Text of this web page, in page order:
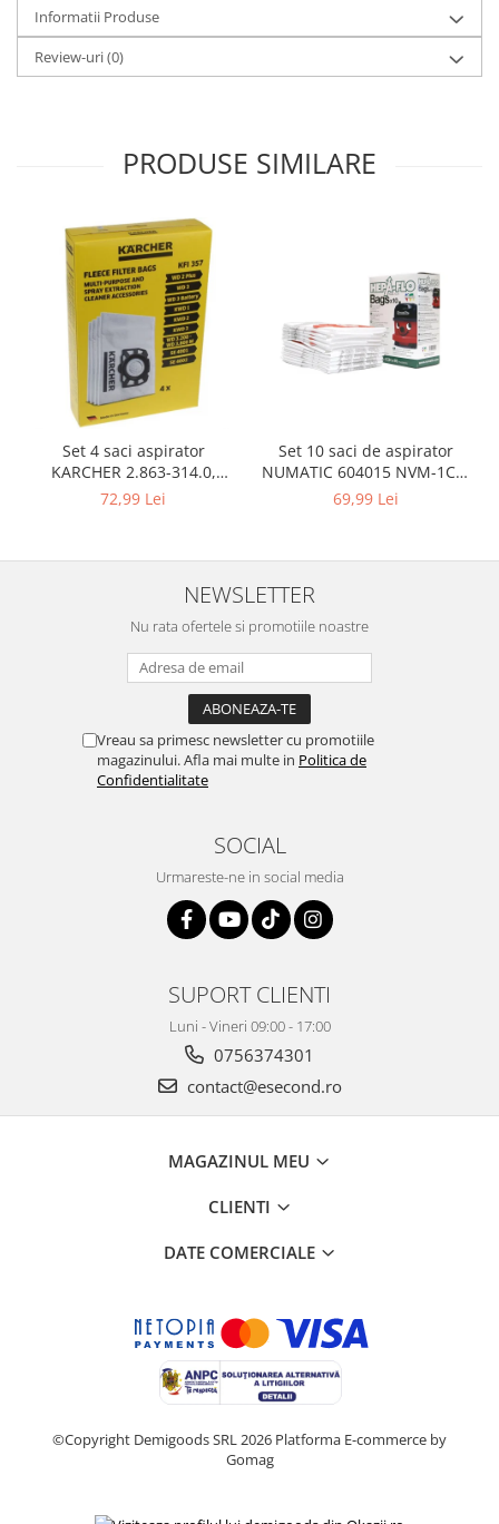
Ochelari de vedere
Gaming, Carti & Birotica
Birotica & Papetarie
Accesorii aparate de ras electrice
Aparate & Accesorii ingrijire
personala
Aparate cosmetice
Articole Sanatate si Wellness
Consumabile sanitare
Cosmetice si produse ingrijire
personala
Igiena dentara
Jucarii, Copii & Bebe
Camera copilului
Hrana bebelusi
Jucarii si Jocuri
Accesorii animale de companie
Castroane si adapatori animale
Igiena animale de companie
Mobila si transport animale de
Desktop PC & Monitoare
Imprimante, Scanere &
Retelistica & Supraveghere
Servere, Componente & UPS
Sport & Activitati in aer liber
Sporturi acvatice
Sporturi de interior
Audio HI-FI & Profesionale
Informatii Produse
Review-uri(0)
PRODUSE SIMILARE
Set 4 saci aspirator
KARCHER 2.863-314.0,
compatibil cu WD, KWD, SE
72,99 Lei
Set 10 saci de aspirator
NUMATIC 604015 NVM-1CH,
9L
69,99 Lei
NEWSLETTER
Nu rata ofertele si promotiile noastre
Vreau sa primesc newsletter cu promotiile
magazinului. Afla mai multe in Politica de
Confidentialitate
SOCIAL
Urmareste-ne in social media
SUPORT CLIENTI
Luni - Vineri 09:00 - 17:00
0756374301
contact@esecond.ro
MAGAZINUL MEU
CLIENTI
DATE COMERCIALE
©Copyright Demigoods SRL 2026 Platforma E-commerce by
Gomag